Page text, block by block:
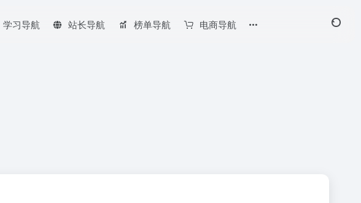
学习导航 站长导航 榜单导航 电商导航